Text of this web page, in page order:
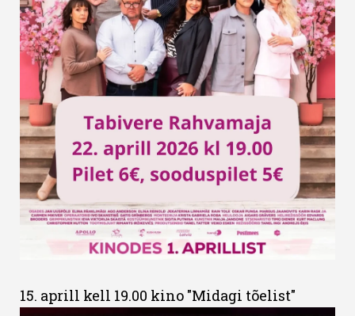
15. aprill kell 19.00 kino "Midagi tõelist"